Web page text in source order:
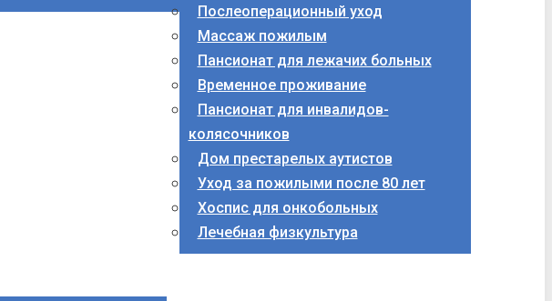
Послеоперационный уход
Массаж пожилым
Пансионат для лежачих больных
Временное проживание
Пансионат для инвалидов-
колясочников
Дом престарелых аутистов
Уход за пожилыми после 80 лет
Хоспис для онкобольных
Лечебная физкультура